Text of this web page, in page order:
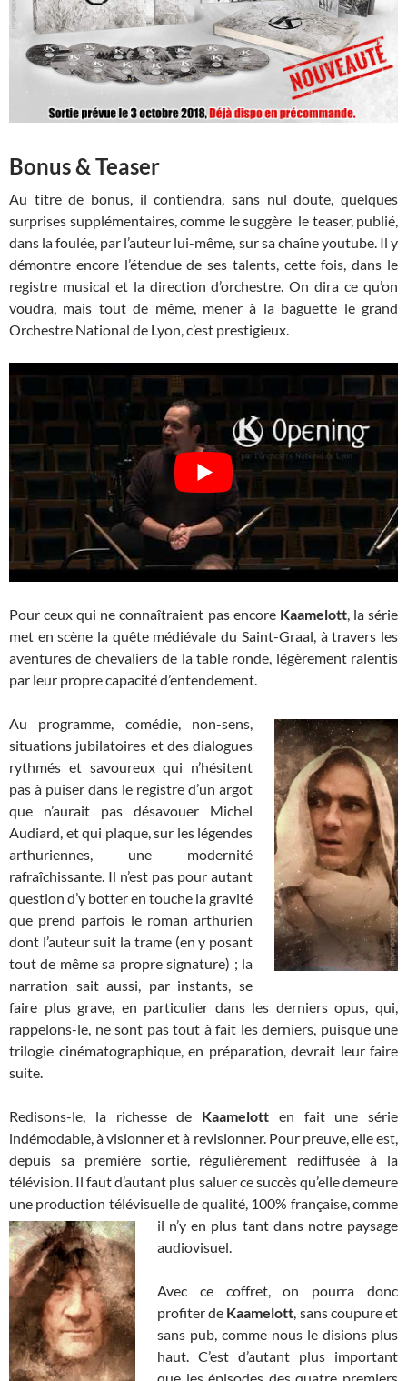
Bonus & Teaser
Au titre de bonus, il contiendra, sans nul doute, quelques
surprises supplémentaires, comme le suggère le teaser, publié,
dans la foulée, par l’auteur lui-même, sur sa chaîne youtube. Il y
démontre encore l’étendue de ses talents, cette fois, dans le
registre musical et la direction d’orchestre. On dira ce qu’on
voudra, mais tout de même, mener à la baguette le grand
Orchestre National de Lyon, c’est prestigieux.
Pour ceux qui ne connaîtraient pas encore Kaamelott, la série
met en scène la quête médiévale du Saint-Graal, à travers les
aventures de chevaliers de la table ronde, légèrement ralentis
par leur propre capacité d’entendement.
Au programme, comédie, non-sens,
situations jubilatoires et des dialogues
rythmés et savoureux qui n’hésitent
pas à puiser dans le registre d’un argot
que n’aurait pas désavouer Michel
Audiard, et qui plaque, sur les légendes
arthuriennes, une modernité
rafraîchissante. Il n’est pas pour autant
question d’y botter en touche la gravité
que prend parfois le roman arthurien
dont l’auteur suit la trame (en y posant
tout de même sa propre signature) ; la
narration sait aussi, par instants, se
faire plus grave, en particulier dans les derniers opus, qui,
rappelons-le, ne sont pas tout à fait les derniers, puisque une
trilogie cinématographique, en préparation, devrait leur faire
suite.
Redisons-le, la richesse de Kaamelott en fait une série
indémodable, à visionner et à revisionner. Pour preuve, elle est,
depuis sa première sortie, régulièrement rediffusée à la
télévision. Il faut d’autant plus saluer ce succès qu’elle demeure
une production télévisuelle de qualité, 100% française, comme
il n’y en plus tant dans notre paysage
audiovisuel.
Avec ce coffret, on pourra donc
profiter de Kaamelott , sans coupure et
sans pub, comme nous le disions plus
haut. C’est d’autant plus important
que les épisodes des quatre premiers